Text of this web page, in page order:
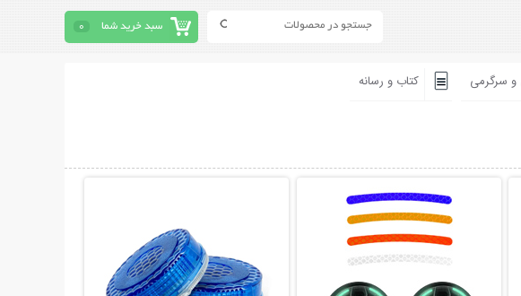
سبد خرید شما 0
سرگرمی کتاب و رسانه